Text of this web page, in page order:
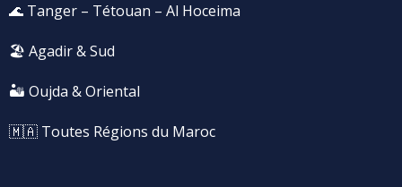
🌊 Tanger – Tétouan – Al Hoceima
🏖️ Agadir & Sud
🏜️ Oujda & Oriental
🇲🇦 Toutes Régions du Maroc